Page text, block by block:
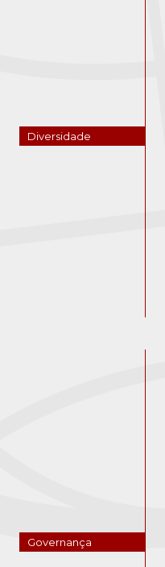
Diversidade
Governança